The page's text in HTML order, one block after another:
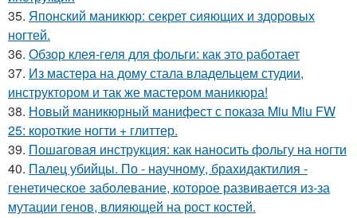
35. Японский маникюр: секрет сияющих и здоровых
ногтей.
36. Обзор клея-геля для фольги: как это работает
37. Из мастера на дому стала владельцем студии,
инструктором и так же мастером маникюра!
38. Новый маникюрный манифест с показа Miu Miu FW
25: короткие ногти + глиттер.
39. Пошаговая инструкция: как наносить фольгу на ногти
40. Палец убийцы. По - научному, брахидактилия -
генетическое заболевание, которое развивается из-за
мутации генов, влияющей на рост костей.